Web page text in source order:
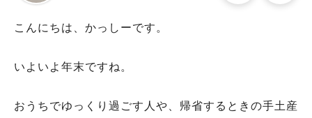
こんにちは、かっしーです。
いよいよ年末ですね。
おうちでゆっくり過ごす人や、帰省するときの手土産